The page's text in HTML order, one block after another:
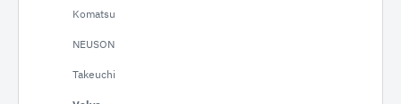
Komatsu
NEUSON
Takeuchi